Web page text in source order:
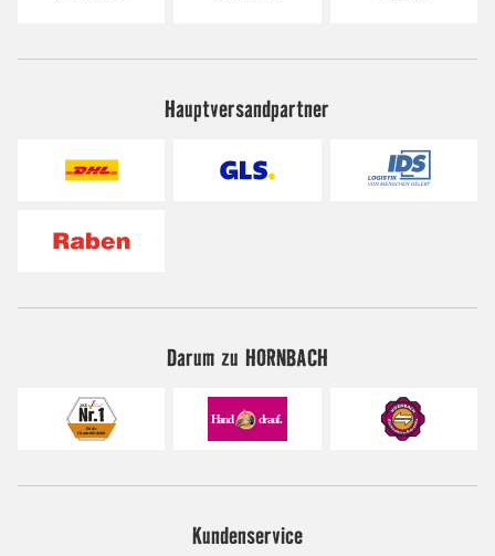
Hauptversandpartner
Darum zu HORNBACH
Kundenservice